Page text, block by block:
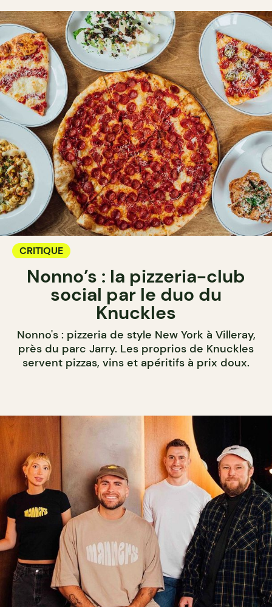
CRITIQUE
Nonno’s : la pizzeria-club
social par le duo du
Knuckles
Nonno's : pizzeria de style New York à Villeray,
près du parc Jarry. Les proprios de Knuckles
servent pizzas, vins et apéritifs à prix doux.